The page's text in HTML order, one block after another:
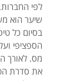
לפי
שיער הוא
בסיום כל
הספציפי
מס. לאורך
את סדרת